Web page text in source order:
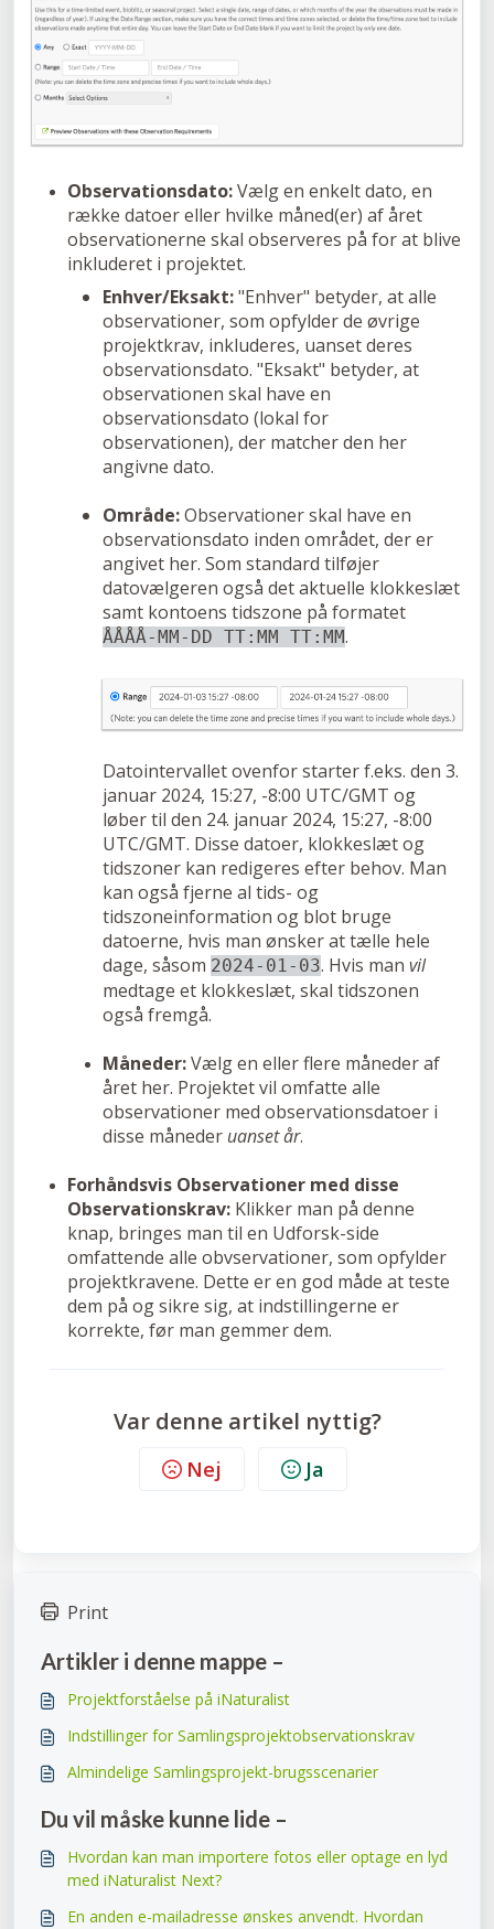
Observationsdato:Vælg en enkelt dato, en
række datoer eller hvilke måned(er) af året
observationerne skal observeres på for at blive
inkluderet i projektet.
Enhver/Eksakt:"Enhver" betyder, at alle
observationer, som opfylder de øvrige
projektkrav, inkluderes, uanset deres
observationsdato. "Eksakt" betyder, at
observationen skal have en
observationsdato (lokal for
observationen), der matcher den her
angivne dato.
Område:Observationer skal have en
observationsdato inden området, der er
angivet her. Som standard tilføjer
datovælgeren også det aktuelle klokkeslæt
samt kontoens tidszone på formatet
ÅÅÅÅ-MM-DD TT:MM TT:MM.
Datointervallet ovenfor starter f.eks. den 3.
januar 2024, 15:27, -8:00 UTC/GMT og
løber til den 24. januar 2024, 15:27, -8:00
UTC/GMT. Disse datoer, klokkeslæt og
tidszoner kan redigeres efter behov. Man
kan også fjerne al tids- og
tidszoneinformation og blot bruge
datoerne, hvis man ønsker at tælle hele
dage, såsom 2024-01-03. Hvis man vil
medtage et klokkeslæt, skal tidszonen
også fremgå.
Måneder:Vælg en eller flere måneder af
året her. Projektet vil omfatte alle
observationer med observationsdatoer i
disse måneder uanset år.
Forhåndsvis Observationer med disse
Observationskrav: Klikker man på denne
knap, bringes man til en Udforsk-side
omfattende alle obvservationer, som opfylder
projektkravene. Dette er en god måde at teste
dem på og sikre sig, at indstillingerne er
korrekte, før man gemmer dem.
Var denne artikel nyttig?
Nej Ja
Print
Artikler i denne mappe –
Projektforståelse på iNaturalist
Indstillinger for Samlingsprojektobservationskrav
Almindelige Samlingsprojekt-brugsscenarier
Du vil måske kunne lide –
Hvordan kan man importere fotos eller optage en lyd
med iNaturalist Next?
En anden e-mailadresse ønskes anvendt. Hvordan